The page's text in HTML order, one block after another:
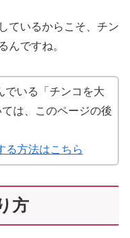
ているからこそ、チン
んですね。
でいる「チンコを大
は、このページの後
る方法はこちら
方